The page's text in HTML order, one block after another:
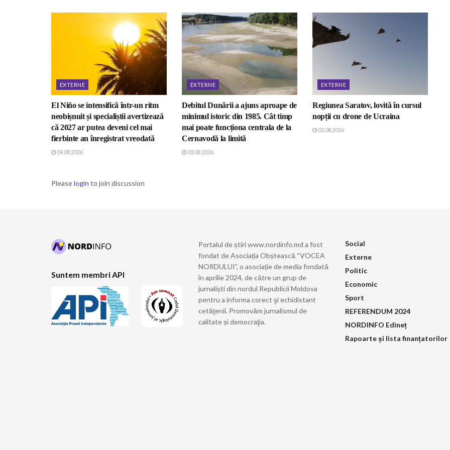
EXTERNE
El Niño se intensifică într-un ritm
neobișnuit și specialiștii avertizează
că 2027 ar putea deveni cel mai
fierbinte an înregistrat vreodată
04.08.2026
EXTERNE
Debitul Dunării a ajuns aproape de
minimul istoric din 1985. Cât timp
mai poate funcționa centrala de la
Cernavodă la limită
03.08.2026
EXTERNE
Regiunea Saratov, lovită în cursul
nopții cu drone de Ucraina
02.08.2026
Pleaselogin to join discussion
Suntem membri API
Portalul de știri www.nordinfo.md a fost
fondat de Asociația Obștească “VOCEA
NORDULUI”, o asociație de media fondată
în aprilie 2024, de către un grup de
jurnaliști din nordul Republicii Moldova
pentru a informa corect şi echidistant
cetăţenii. Promovăm jurnalismul de
calitate și democraţia.
Social
Externe
Politic
Economic
Sport
REFERENDUM 2024
NORDINFO Edineț
Rapoarte și lista finanțatorilor